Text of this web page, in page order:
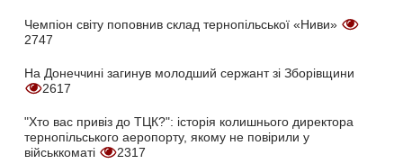
Чемпіон світу поповнив склад тернопільської «Ниви»
2747
На Донеччині загинув молодший сержант зі Зборівщини
2617
"Хто вас привіз до ТЦК?": історія колишнього директора
тернопільського аеропорту, якому не повірили у
військкоматі
2317